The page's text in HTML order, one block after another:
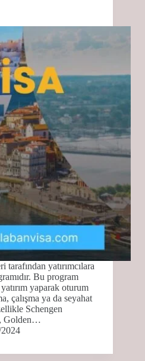
yatırımcılara
Bu program
yaparak oturum
çalışma ya da seyahat
Schengen
Golden…